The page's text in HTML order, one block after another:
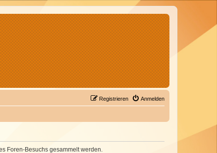
Anmelden
Registrieren
Foren-Besuchs gesammelt werden.